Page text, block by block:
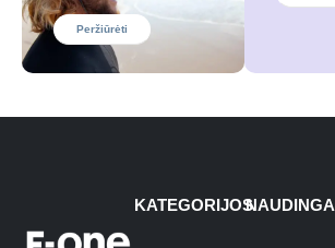
Peržiūrėti
KATEGORIJOSNAUDINGA